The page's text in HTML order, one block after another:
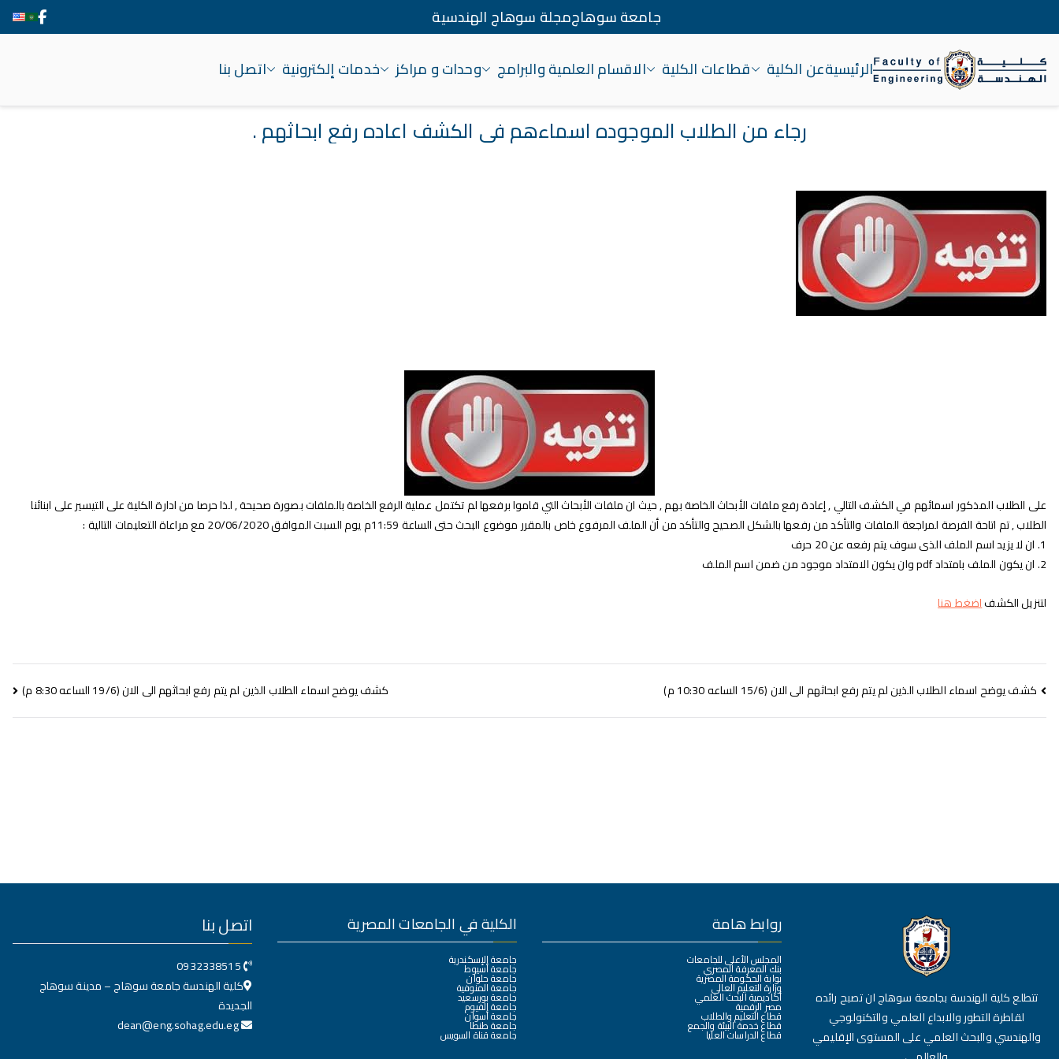
جامعة سوهاجمجلة سوهاج الهندسية
الرئيسيةعن الكلية قطاعات الكلية الاقسام العلمية والبرامج وحدات و مراكز خدمات إلكترونية اتصل بنا
رجاء من الطلاب الموجوده اسماءهم فى الكشف اعاده رفع ابحاثهم .
على الطلاب المذكور اسمائهم في الكشف التالي , إعادة رفع ملفات الأبحاث الخاصة بهم , حيث ان ملفات الأبحاث التي قاموا برفعها لم تكتمل عملية الرفع الخاصة بالملفات بصورة صحيحة , لذا حرصا من ادارة الكلية على التيسير على ابنائنا
الطلاب , تم اتاحة الفرصة لمراجعة الملفات والتأكد من رفعها بالشكل الصحيح والتأكد من أن الملف المرفوع خاص بالمقرر موضوع البحث حتى الساعة 11:59م يوم السبت الموافق 20/06/2020 مع مراعاة التعليمات التالية :
1. ان لا يزيد اسم الملف الذى سوف يتم رفعه عن 20 حرف
2. ان يكون الملف بامتداد pdf وان يكون الامتداد موجود من ضمن اسم الملف
لتنزيل الكشفاضغط هنا
كشف يوضح اسماء الطلاب الذين لم يتم رفع ابحاثهم الى الان (15/6 الساعه 10:30 م) كشف يوضح اسماء الطلاب الذين لم يتم رفع ابحاثهم الى الان (19/6 الساعه 8:30 م)
تتطلع كلية الهندسة بجامعة سوهاج ان تصبح رائده
لقاطرة التطور والابداع العلمي والتكنولوجي
والهندسي والبحث العلمي على المستوى الإقليمي
روابط هامة
المجلس الأعلى للجامعات
بنك المعرفة المصري
بوابة الحكومة المصرية
وزارة التعليم العالي
أكاديمية البحث العلمي
مصر الرقمية
قطاع التعليم والطلاب
قطاع خدمة البيئة والجمع
قطاع الدراسات العليا
الكلية في الجامعات المصرية
جامعة الإسكندرية
جامعة أسيوط
جامعة حلوان
جامعة المنوفية
جامعة بورسعيد
جامعة الفيوم
جامعة أسوان
جامعة طنطا
جامعة قناة السويس
اتصل بنا
0932338515
كلية الهندسة جامعة سوهاج – مدينة سوهاج
الجديدة
dean@eng.sohag.edu.eg